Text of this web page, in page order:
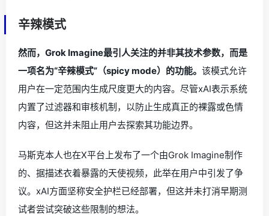
辛辣模式
然而，Grok Imagine最引人关注的并非其技术参数，而是
一项名为“辛辣模式”（spicy mode）的功能。 该模式允许
用户在一定范围内生成尺度更大的内容。尽管xAI表示系统
内置了过滤器和审核机制，以防止生成真正的裸露或色情
内容，但这并未阻止用户去探索其功能边界。
马斯克本人也在X平台上发布了一个由Grok Imagine制作
的、据描述衣着暴露的天使视频，此举在用户中引发了争
议。xAI方面坚称安全护栏已经部署，但这并未打消早期测
试者尝试突破这些限制的想法。